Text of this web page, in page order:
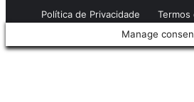
Política de Privacidade
Termos
Manage